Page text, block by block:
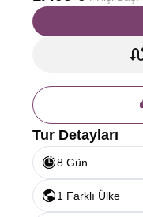
Tur Detayları
8 Gün
1 Farklı Ülke